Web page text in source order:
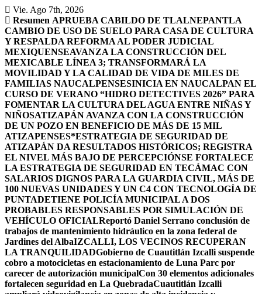
Saltar
al
contenido
Vie. Ago 7th, 2026
Resumen APRUEBA CABILDO DE TLALNEPANTLA
CAMBIO DE USO DE SUELO PARA CASA DE CULTURA
Y RESPALDA REFORMA AL PODER JUDICIAL
MEXIQUENSEAVANZA LA CONSTRUCCIÓN DEL
MEXICABLE LÍNEA 3; TRANSFORMARÁ LA
MOVILIDAD Y LA CALIDAD DE VIDA DE MILES DE
FAMILIAS NAUCALPENSESINICIA EN NAUCALPAN EL
CURSO DE VERANO “HIDRO DETECTIVES 2026” PARA
FOMENTAR LA CULTURA DEL AGUA ENTRE NIÑAS Y
NIÑOSATIZAPÁN AVANZA CON LA CONSTRUCCIÓN
DE UN POZO EN BENEFICIO DE MÁS DE 15 MIL
ATIZAPENSES*ESTRATEGIA DE SEGURIDAD DE
ATIZAPÁN DA RESULTADOS HISTÓRICOS; REGISTRA
EL NIVEL MÁS BAJO DE PERCEPCIÓNSE FORTALECE
LA ESTRATEGIA DE SEGURIDAD EN TECÁMAC CON
SALARIOS DIGNOS PARA LA GUARDIA CIVIL, MÁS DE
100 NUEVAS UNIDADES Y UN C4 CON TECNOLOGÍA DE
PUNTADETIENE POLICÍA MUNICIPAL A DOS
PROBABLES RESPONSABLES POR SIMULACIÓN DE
VEHÍCULO OFICIALReportó Daniel Serrano conclusión de
trabajos de mantenimiento hidráulico en la zona federal de
Jardines del AlbaIZCALLI, LOS VECINOS RECUPERAN
LA TRANQUILIDADGobierno de Cuautitlán Izcalli suspende
cobro a motocicletas en estacionamiento de Luna Parc por
carecer de autorización municipalCon 30 elementos adicionales
fortalecen seguridad en La QuebradaCuautitlán Izcalli